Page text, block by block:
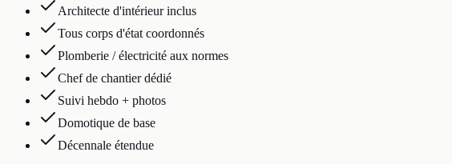
Architecte d'intérieur inclus
Tous corps d'état coordonnés
Plomberie / électricité aux normes
Chef de chantier dédié
Suivi hebdo + photos
Domotique de base
Décennale étendue